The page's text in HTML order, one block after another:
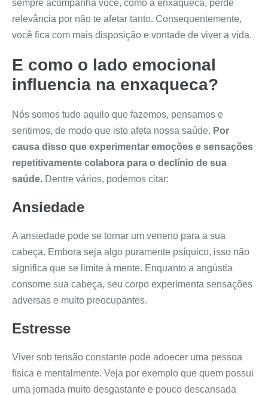
sempre acompanha você, como a enxaqueca, perde
relevância por não te afetar tanto. Consequentemente,
você fica com mais disposição e vontade de viver a vida.
E como o lado emocional
influencia na enxaqueca?
Nós somos tudo aquilo que fazemos, pensamos e
sentimos, de modo que isto afeta nossa saúde. Por
causa disso que experimentar emoções e sensações
repetitivamente colabora para o declínio de sua
saúde. Dentre vários, podemos citar:
Ansiedade
A ansiedade pode se tornar um veneno para a sua
cabeça. Embora seja algo puramente psíquico, isso não
significa que se limite à mente. Enquanto a angústia
consome sua cabeça, seu corpo experimenta sensações
adversas e muito preocupantes.
Estresse
Viver sob tensão constante pode adoecer uma pessoa
física e mentalmente. Veja por exemplo que quem possui
uma jornada muito desgastante e pouco descansada